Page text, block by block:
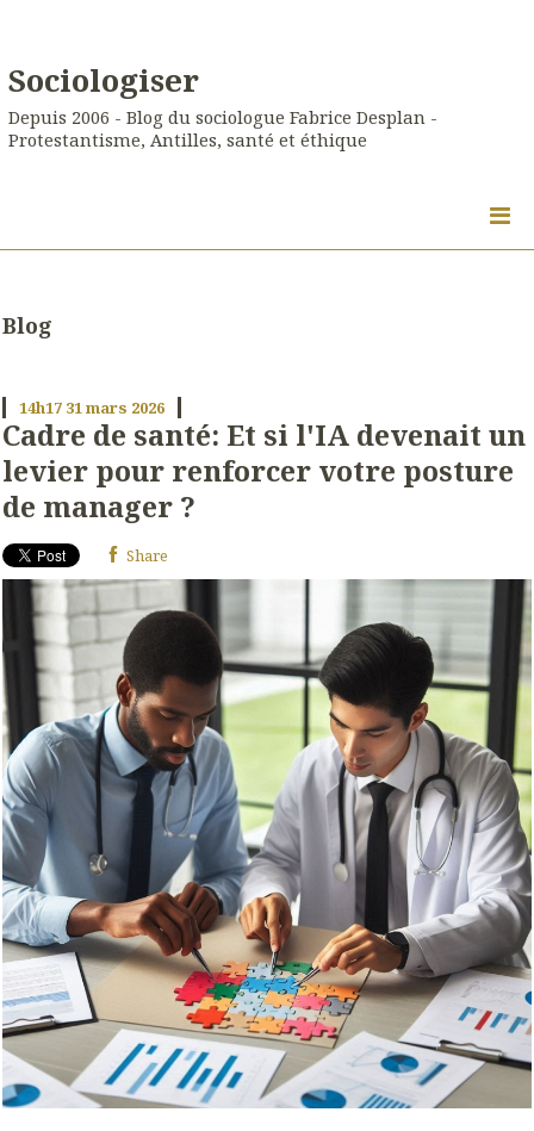
Sociologiser
Depuis 2006 - Blog du sociologue Fabrice Desplan -
Protestantisme, Antilles, santé et éthique
Blog
14h17 31mars 2026
Cadre de santé: Et si l'IA devenait un
levier pour renforcer votre posture
de manager ?
Share